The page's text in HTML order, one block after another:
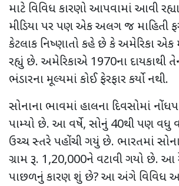
માટે વિવિધ કારણો આપવામાં આવી
મીડિયા પર પણ એક અલગ જ માહિતી
કેટલાક નિષ્ણાતો કહે છે કે અમેરિકા એક
રહ્યું છે. અમેરિકાએ 1970ના દાયકાથી
ભંડારના મૂલ્યમાં કોઈ ફેરફાર કર્યો નથી.
સોનાના ભાવમાં હાલના દિવસોમાં
પામ્યો છે. આ વર્ષે, સોનું40થી પણ વધુ
ઉચ્ચ સ્તરે પહોંચી ગયું છે. ભારતમાં
ગ્રામ રૂ. 1,20,000ને વટાવી ગયો છે. આ
પાછળનું કારણ શું છે?આ અંગે વિવિધ